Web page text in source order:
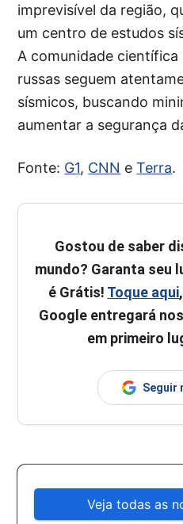
imprevisível da região,
um centro de estudos
A comunidade científica
russas seguem
sísmicos, buscando
aumentar a segurança
Fonte: G1, CNN eTerra.
Gostou de saber
mundo? Garanta seu
é Grátis! Toque aqui
Google entregará
em primeiro
Seguir
Veja todas as